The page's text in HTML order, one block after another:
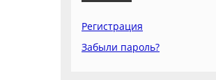
Регистрация
Забыли пароль?